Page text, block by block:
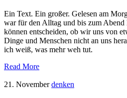
Ein Text. Ein großer. Gelesen am
war für den Alltag und bis zum
können entscheiden, ob wir uns von
Dinge und Menschen nicht an uns
ich weiß, was mehr weh tut.
Read More
21. November denken